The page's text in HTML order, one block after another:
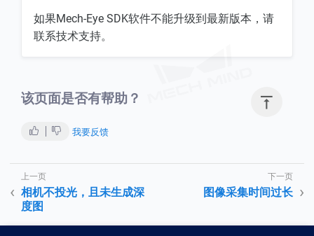

如果Mech-Eye SDK软件不能升级到最新版本，请
联系技术支持。
该页面是否有帮助？
我要反馈
相机不投光，且未生成深
度图
图像采集时间过长